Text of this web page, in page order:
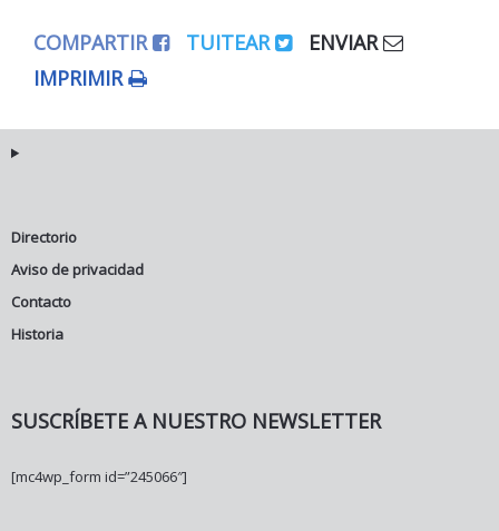
COMPARTIR TUITEAR
ENVIAR
IMPRIMIR
Directorio
Aviso de privacidad
Contacto
Historia
SUSCRÍBETE A NUESTRO NEWSLETTER
[mc4wp_form id=”245066″]